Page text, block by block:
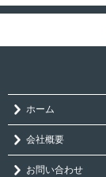
ホーム
会社概要
お問い合わせ